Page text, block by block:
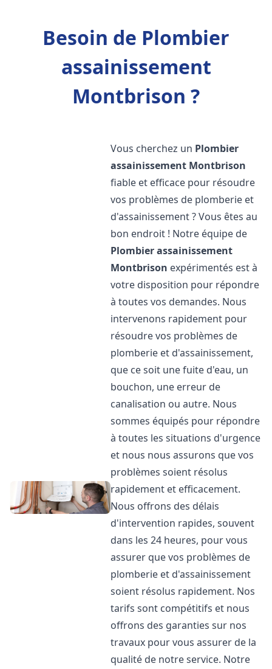
Besoin de Plombier
assainissement
Montbrison ?
Vous cherchez un Plombier
assainissement Montbrison
fiable et efficace pour résoudre
vos problèmes de plomberie et
d'assainissement ? Vous êtes au
bon endroit ! Notre équipe de
Plombier assainissement
Montbrison expérimentés est à
votre disposition pour répondre
à toutes vos demandes. Nous
intervenons rapidement pour
résoudre vos problèmes de
plomberie et d'assainissement,
que ce soit une fuite d'eau, un
bouchon, une erreur de
canalisation ou autre. Nous
sommes équipés pour répondre
à toutes les situations d'urgence
et nous nous assurons que vos
problèmes soient résolus
rapidement et efficacement.
Nous offrons des délais
d'intervention rapides, souvent
dans les 24 heures, pour vous
assurer que vos problèmes de
plomberie et d'assainissement
soient résolus rapidement. Nos
tarifs sont compétitifs et nous
offrons des garanties sur nos
travaux pour vous assurer de la
qualité de notre service. Notre